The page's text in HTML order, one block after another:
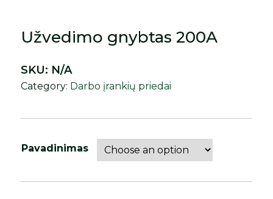
Užvedimo gnybtas 200A
Pavadinimas
SKU: N/A
Category: Darbo įrankių priedai